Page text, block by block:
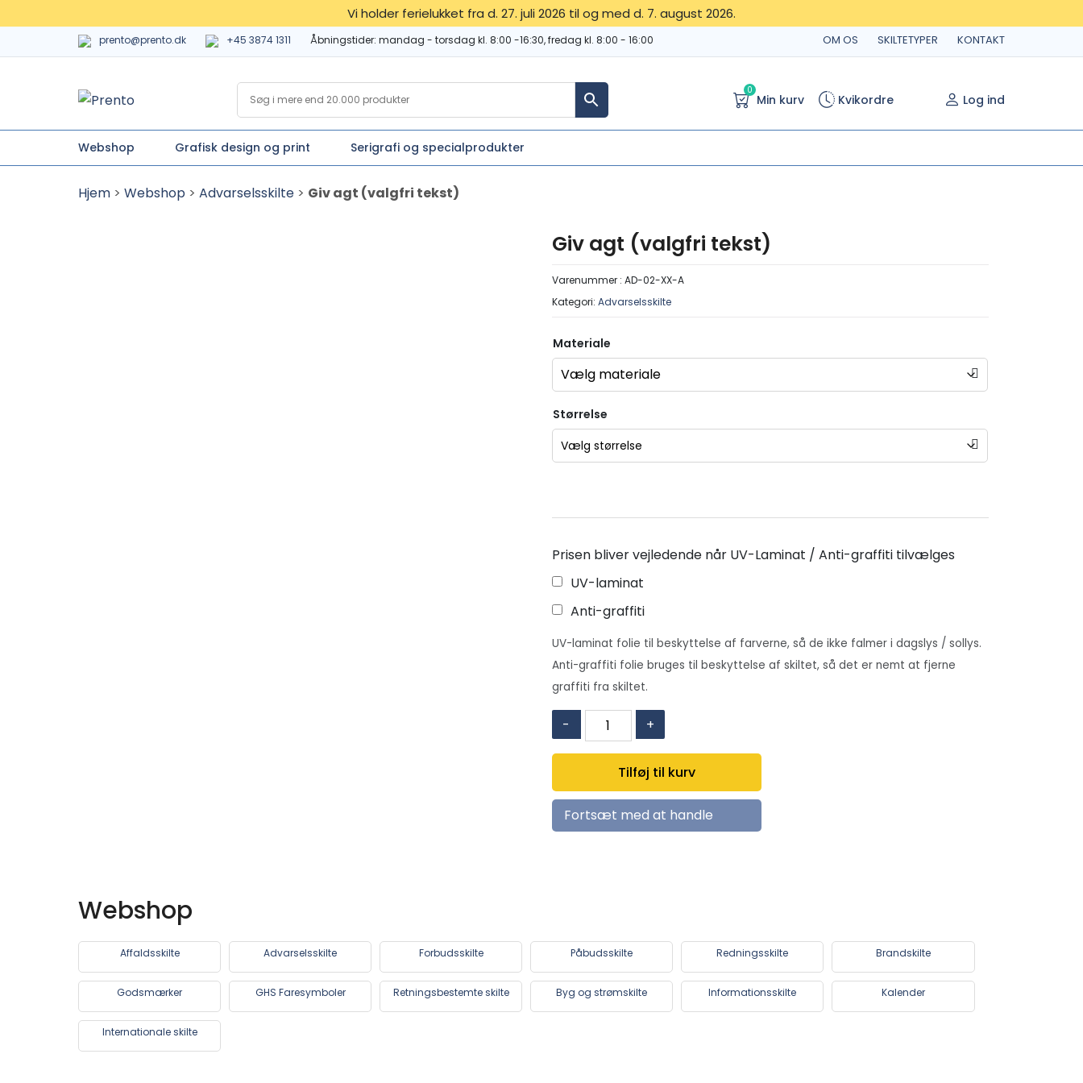
Vi holder ferielukket fra d. 27. juli 2026 til og med d. 7. august 2026.
prento@prento.dk +45 3874 1311 Åbningstider: mandag - torsdag kl. 8:00 -16:30, fredag kl. 8:00 - 16:00 OM OS SKILTETYPER KONTAKT
0
Min kurv Kvikordre Log ind
Webshop Grafisk design og print Serigrafi og specialprodukter
Hjem > Webshop > Advarselsskilte > Giv agt (valgfri tekst)
Giv agt (valgfri tekst)
Varenummer : AD-02-XX-A
Kategori: Advarselsskilte
Materiale
Størrelse
Prisen bliver vejledende når UV-Laminat / Anti-graffiti tilvælges
UV-laminat
Anti-graffiti
UV-laminat folie til beskyttelse af farverne, så de ikke falmer i dagslys / sollys.
Anti-graffiti folie bruges til beskyttelse af skiltet, så det er nemt at fjerne
graffiti fra skiltet.
-
Giv
agt
tekst)
antal
+
Tilføj til kurv
Fortsæt med at handle
Webshop
Affaldsskilte Advarselsskilte Forbudsskilte Påbudsskilte Redningsskilte Brandskilte
Godsmærker GHS Faresymboler Retningsbestemte skilte Byg og strømskilte Informationsskilte Kalender
Internationale skilte